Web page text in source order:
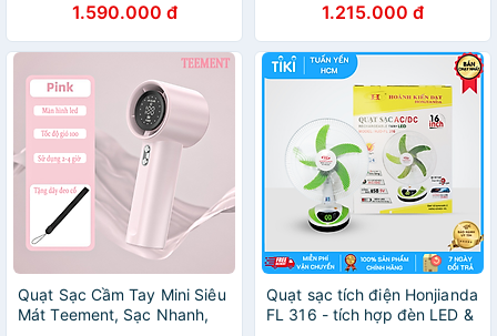
cánh - Hẹn giờ tắt/mở -
Hàng chính hãng, bảo hành
12 tháng
1.590.000 đ 1.215.000 đ
Quạt Sạc Cầm Tay Mini Siêu
Mát Teement, Sạc Nhanh,
Quạt sạc tích điện Honjianda
FL 316 - tích hợp đèn LED &